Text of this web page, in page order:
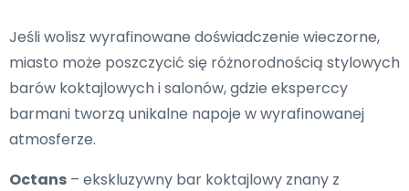
Jeśli wolisz wyrafinowane doświadczenie wieczorne,
miasto może poszczycić się różnorodnością stylowych
barów koktajlowych i salonów, gdzie eksperccy
barmani tworzą unikalne napoje w wyrafinowanej
atmosferze.
Octans – ekskluzywny bar koktajlowy znany z